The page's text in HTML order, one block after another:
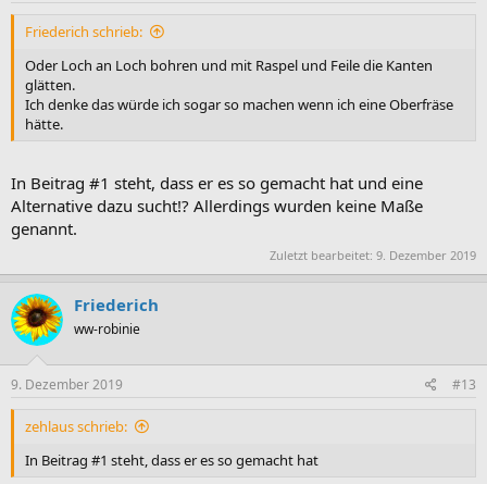
:
Friederich schrieb:
Oder Loch an Loch bohren und mit Raspel und Feile die Kanten
glätten.
Ich denke das würde ich sogar so machen wenn ich eine Oberfräse
hätte.
In Beitrag #1 steht, dass er es so gemacht hat und eine
Alternative dazu sucht!? Allerdings wurden keine Maße
genannt.
Zuletzt bearbeitet: 9. Dezember 2019
Friederich
ww-robinie
9. Dezember 2019 #13
zehlaus schrieb:
In Beitrag #1 steht, dass er es so gemacht hat